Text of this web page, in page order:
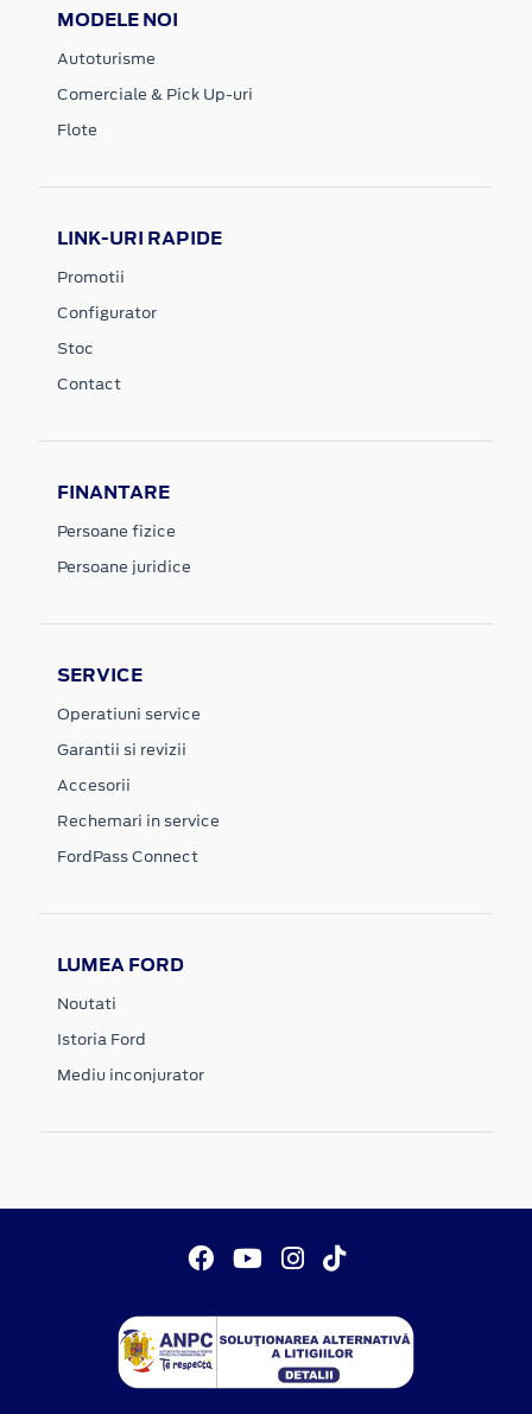
MODELE NOI
Autoturisme
Comerciale & Pick Up-uri
Flote
LINK-URI RAPIDE
Promotii
Configurator
Stoc
Contact
FINANTARE
Persoane fizice
Persoane juridice
SERVICE
Operatiuni service
Garantii si revizii
Accesorii
Rechemari in service
FordPass Connect
LUMEA FORD
Noutati
Istoria Ford
Mediu inconjurator